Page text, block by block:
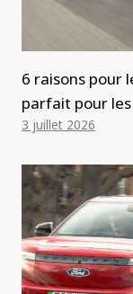
6 raisons pour
parfait pour
3 juillet 2026